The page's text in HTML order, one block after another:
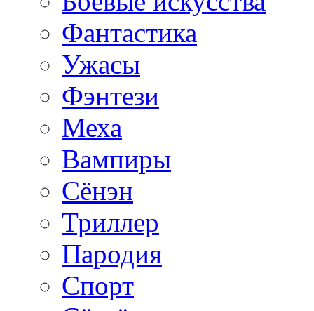
Фантастика
Ужасы
Фэнтези
Меха
Вампиры
Сёнэн
Триллер
Пародия
Спорт